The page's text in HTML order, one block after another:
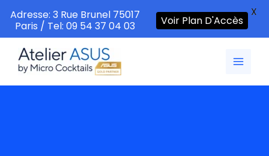
contenu
Adresse: 3 Rue Brunel 75017
Paris / Tel: 09 54 37 04 03
Voir Plan D'Accès
X